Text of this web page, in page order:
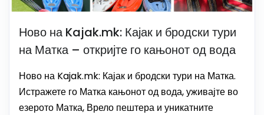
Ново на Kajak.mk: Кајак и бродски тури
на Матка – откријте го кањонот од вода
Ново на Kajak.mk: Кајак и бродски тури на Матка.
Истражете го Матка кањонот од вода, уживајте во
езерото Матка, Врело пештера и уникатните